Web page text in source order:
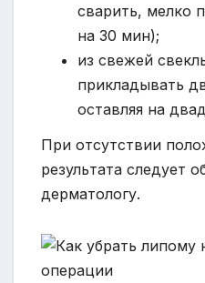
сварить, мелко
на 30 мин);
из свежей
прикладывать
оставляя на
При отсутствии
результата следует
дерматологу.